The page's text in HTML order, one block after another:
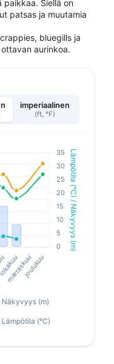
paikkaa. Siellä on
patsas ja muutamia
bluegills ja
aurinkoa.
imperiaalinen
(ft, °F)